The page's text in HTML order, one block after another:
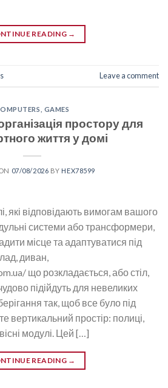
READING →
Leave a comment
GAMES
простору для
життя у домі
07/08/2026 BY HEX78599
які відповідають вимогам вашого
системи або трансформери,
місце та адаптуватися під
диван,
що розкладається, або стіл,
підійдуть для невеликих
так, щоб все було під
вертикальний простір: полиці,
модулі. Цей […]
READING →